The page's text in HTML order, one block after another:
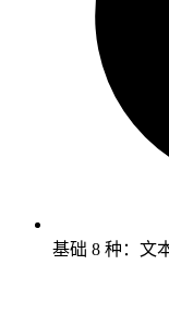
基础 8 种：文